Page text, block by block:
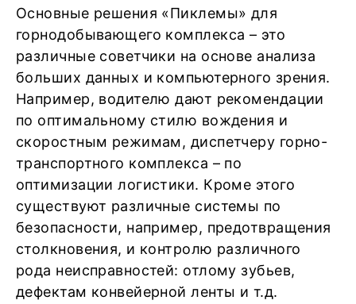
Основные решения «Пиклемы» для
горнодобывающего комплекса – это
различные советчики на основе анализа
больших данных и компьютерного зрения.
Например, водителю дают рекомендации
по оптимальному стилю вождения и
скоростным режимам, диспетчеру горно-
транспортного комплекса – по
оптимизации логистики. Кроме этого
существуют различные системы по
безопасности, например, предотвращения
столкновения, и контролю различного
рода неисправностей: отлому зубьев,
дефектам конвейерной ленты и т.д.